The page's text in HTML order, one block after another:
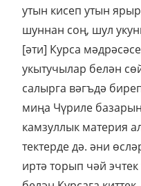
утын кисеп утын
шуннан соң, шул
[әти] Курса
укытучылар белән
салырга вәгъдә
миңа Чүриле
камзуллык материя
тектерде дә. әни
иртә торып чәй